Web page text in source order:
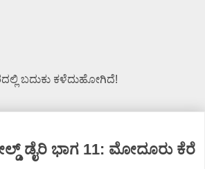
ಬದುಕು ಕಳೆದುಹೋಗಿದೆ!
ಡೈರಿ ಭಾಗ 11: ಮೋದೂರು ಕೆರೆ